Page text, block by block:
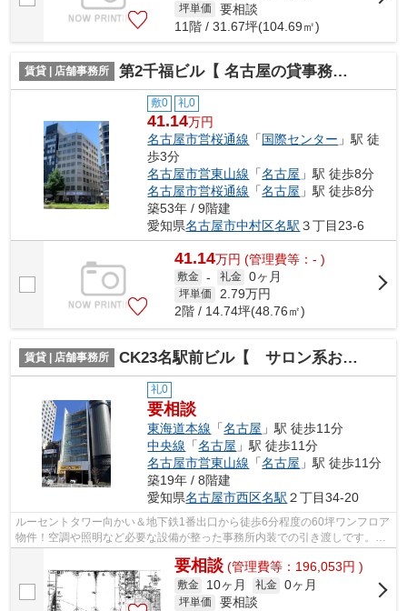
坪単価
要相談
11階 / 31.67坪(104.69㎡)
賃貸 | 店舗事務所 第2千福ビル【 名古屋の貸事務所・貸オフィス 】
敷0 礼0
41.14万円
名古屋市営桜通線 「国際センター 」駅 徒
歩3分
名古屋市営東山線 「名古屋 」駅 徒歩8分
名古屋市営桜通線 「名古屋 」駅 徒歩8分
築53年 / 9階建
愛知県名古屋市中村区名駅 ３丁目23-6
41.14万円 (管理費等：- )
敷金 - 礼金 0ヶ月
坪単価 2.79万円
2階 / 14.74坪(48.76㎡)
賃貸 | 店舗事務所 CK23名駅前ビル【 サロン系おすすめ 】
礼0
要相談
東海道本線 「名古屋 」駅 徒歩11分
中央線 「名古屋 」駅 徒歩11分
名古屋市営東山線 「名古屋 」駅 徒歩11分
築19年 / 8階建
愛知県名古屋市西区名駅 ２丁目34-20
ルーセントタワー向かい＆地下鉄1番出口から徒歩6分程度の60坪ワンフロア
物件！空調や照明など必要な設備が整った事務所内装での引き渡しです。ク
リニック、美容系サロンにおすすめ♪
要相談 (管理費等：196,053円 )
敷金 10ヶ月 礼金 0ヶ月
坪単価
要相談